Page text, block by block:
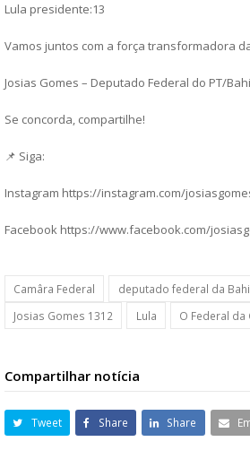
Lula presidente:13
Vamos juntos com a força transformadora
Josias Gomes – Deputado Federal do PT/
Se concorda, compartilhe!
📌 Siga:
Instagram https://instagram.com/
Facebook https://www.facebook.com/
Camâra Federal deputado federal da
Josias Gomes 1312
Lula O Federal da
Compartilhar notícia
Tweet Share Share